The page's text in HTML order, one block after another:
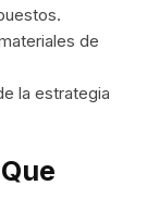
de
la estrategia